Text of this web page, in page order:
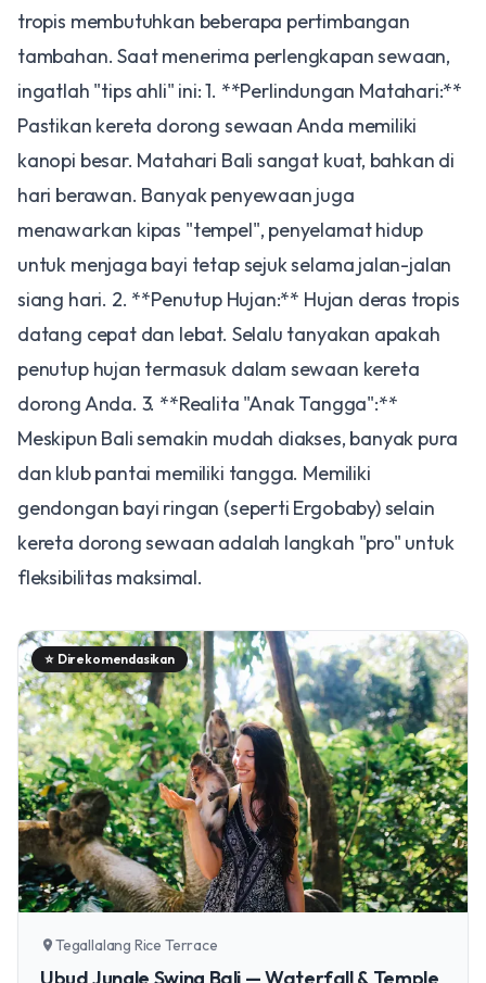
tropis membutuhkan beberapa pertimbangan
tambahan. Saat menerima perlengkapan sewaan,
ingatlah "tips ahli" ini: 1. **Perlindungan Matahari:**
Pastikan kereta dorong sewaan Anda memiliki
kanopi besar. Matahari Bali sangat kuat, bahkan di
hari berawan. Banyak penyewaan juga
menawarkan kipas "tempel", penyelamat hidup
untuk menjaga bayi tetap sejuk selama jalan-jalan
siang hari. 2. **Penutup Hujan:** Hujan deras tropis
datang cepat dan lebat. Selalu tanyakan apakah
penutup hujan termasuk dalam sewaan kereta
dorong Anda. 3. **Realita "Anak Tangga":**
Meskipun Bali semakin mudah diakses, banyak pura
dan klub pantai memiliki tangga. Memiliki
gendongan bayi ringan (seperti Ergobaby) selain
kereta dorong sewaan adalah langkah "pro" untuk
fleksibilitas maksimal.
⭐ Direkomendasikan
location_on Tegallalang Rice Terrace
Ubud Jungle Swing Bali — Waterfall & Temple